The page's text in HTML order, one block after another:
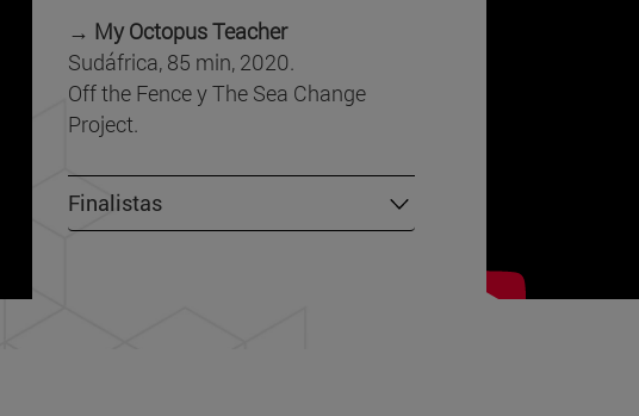
→ My Octopus Teacher
Sudáfrica, 85 min, 2020.
Off the Fence y The Sea Change
Project.
Finalistas